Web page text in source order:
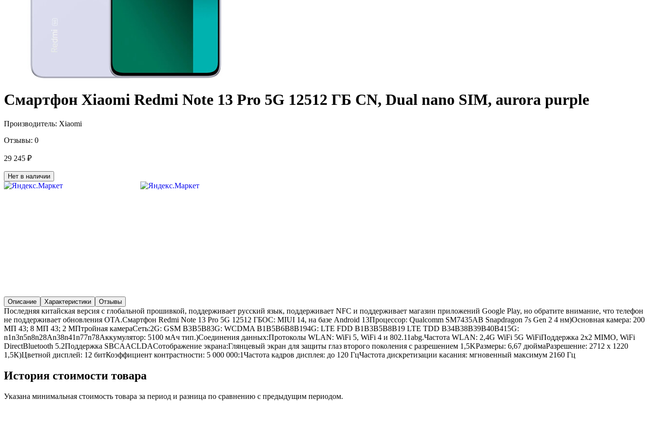
Смартфон Xiaomi Redmi Note 13 Pro 5G 12512 ГБ CN, Dual nano SIM, aurora purple
Производитель: Xiaomi
Отзывы: 0
29 245 ₽
Нет в наличии
Описание Характеристики Отзывы
Последняя китайская версия с глобальной прошивкой, поддерживает русский язык, поддерживает NFC и поддерживает магазин приложений Google Play, но обратите внимание, что телефон
не поддерживает обновления OTA.Смартфон Redmi Note 13 Pro 5G 12512 ГБОС: MIUI 14, на базе Android 13Процессор: Qualcomm SM7435AB Snapdragon 7s Gen 2 4 нм)Основная камера: 200
МП 43; 8 МП 43; 2 МПтройная камераСеть:2G: GSM B3B5B83G: WCDMA B1B5B6B8B194G: LTE FDD B1B3B5B8B19 LTE TDD B34B38B39B40B415G:
n1n3n5n8n28An38n41n77n78Аккумулятор: 5100 мАч тип.)Соединения данных:Протоколы WLAN: WiFi 5, WiFi 4 и 802.11abg.Частота WLAN: 2,4G WiFi 5G WiFiПоддержка 2x2 MIMO, WiFi
DirectBluetooth 5.2Поддержка SBCAACLDACотображение экрана:Глянцевый экран для защиты глаз второго поколения с разрешением 1,5KРазмеры: 6,67 дюймаРазрешение: 2712 x 1220
1,5К)Цветной дисплей: 12 битКоэффициент контрастности: 5 000 000:1Частота кадров дисплея: до 120 ГцЧастота дискретизации касания: мгновенный максимум 2160 Гц
История стоимости товара
Указана минимальная стоимость товара за период и разница по сравнению с предыдущим периодом.